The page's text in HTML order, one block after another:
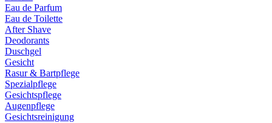
Eau de Parfum
Eau de Toilette
After Shave
Deodorants
Duschgel
Gesicht
Rasur & Bartpflege
Spezialpflege
Gesichtspflege
Augenpflege
Gesichtsreinigung